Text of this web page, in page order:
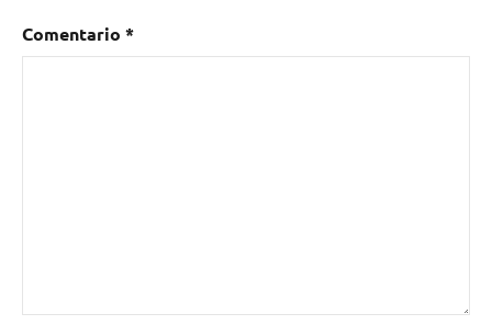
Comentario *